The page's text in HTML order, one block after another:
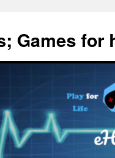
Games for